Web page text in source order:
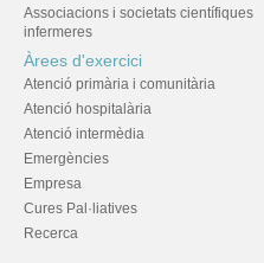
Associacions i societats científiques
infermeres
Àrees d'exercici
Atenció primària i comunitària
Atenció hospitalària
Atenció intermèdia
Emergències
Empresa
Cures Pal·liatives
Recerca